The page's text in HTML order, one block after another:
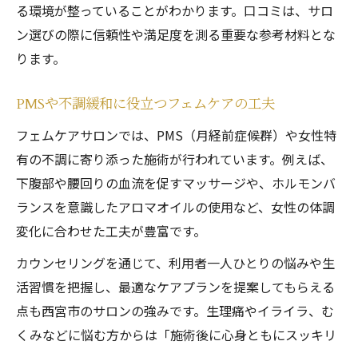
る環境が整っていることがわかります。口コミは、サロ
ン選びの際に信頼性や満足度を測る重要な参考材料とな
ります。
PMSや不調緩和に役立つフェムケアの工夫
フェムケアサロンでは、PMS（月経前症候群）や女性特
有の不調に寄り添った施術が行われています。例えば、
下腹部や腰回りの血流を促すマッサージや、ホルモンバ
ランスを意識したアロマオイルの使用など、女性の体調
変化に合わせた工夫が豊富です。
カウンセリングを通じて、利用者一人ひとりの悩みや生
活習慣を把握し、最適なケアプランを提案してもらえる
点も西宮市のサロンの強みです。生理痛やイライラ、む
くみなどに悩む方からは「施術後に心身ともにスッキリ